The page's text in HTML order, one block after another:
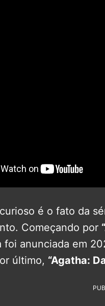
é o fato da
Começando por
foi anunciada em
último, “Agatha: